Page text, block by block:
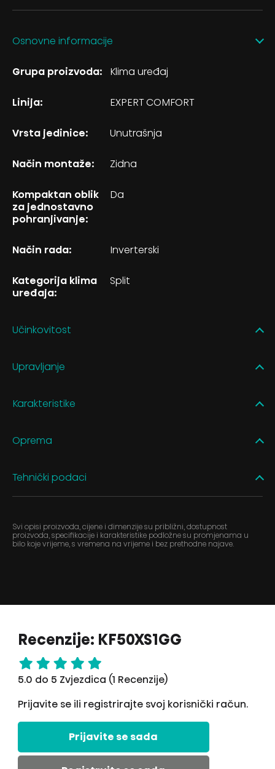
Osnovne informacije
Grupa proizvoda: Klima uređaj
Linija: EXPERT COMFORT
Vrsta jedinice: Unutrašnja
Način montaže: Zidna
Kompaktan oblik
za jednostavno
pohranjivanje:
Da
Način rada: Inverterski
Kategorija klima
uređaja:
Split
Učinkovitost
Upravljanje
Karakteristike
Oprema
Tehnički podaci
Svi opisi proizvoda, cijene i dimenzije su približni, dostupnost
proizvoda, specifikacije i karakteristike podložne su promjenama u
bilo koje vrijeme, s vremena na vrijeme i bez prethodne najave.
Recenzije: KF50XS1GG
5.0 do 5 Zvjezdica (1 Recenzije)
Prijavite se ili registrirajte svoj korisnički račun.
Prijavite se sada